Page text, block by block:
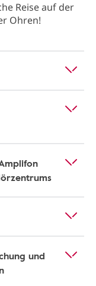
Reise auf der
Ohren!
und